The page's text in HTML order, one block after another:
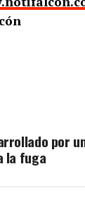
por
la fuga